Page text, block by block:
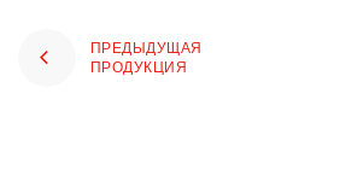
ПРЕДЫДУЩАЯ
ПРОДУКЦИЯ